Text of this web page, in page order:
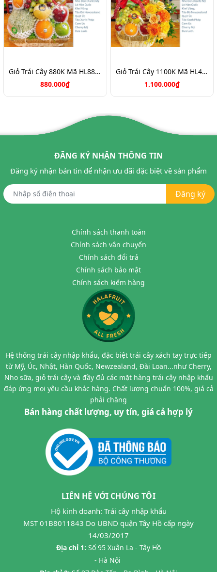
Giỏ Trái Cây 880K Mã HL8888
880.000₫
Giỏ Trái Cây 1100K Mã HL4116
1.100.000₫
ĐĂNG KÝ NHẬN THÔNG TIN
Đăng ký nhận bản tin để nhận ưu đãi đặc biệt về sản phẩm
Đăng ký
Chính sách thanh toán
Chính sách vận chuyển
Chính sách đổi trả
Chính sách bảo mật
Chính sách kiểm hàng
Hệ thống trái cây nhập khẩu, đặc biệt trái cây xách tay trực tiếp
từ Mỹ, Úc, Nhật, Hàn Quốc, Newzealand, Đài Loan...như Cherry,
Nho sữa, giỏ trái cây và đầy đủ các mặt hàng trái cây nhập khẩu
đáp ứng mọi yêu cầu khác hàng. Chất lượng chuẩn 100%, giá cả
phải chăng
Bán hàng chất lượng, uy tín, giá cả hợp lý
LIÊN HỆ VỚI CHÚNG TÔI
Hộ kinh doanh: Trái cây nhập khẩu
MST 01B8011843 Do UBND quận Tây Hồ cấp ngày
14/03/2017
Địa chỉ 1: Số 95 Xuân La - Tây Hồ
- Hà Nội